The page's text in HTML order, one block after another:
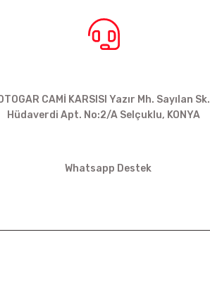
CAMİ KARSISI Yazır Mh. Sayılan Sk.
Hüdaverdi Apt. No:2/A Selçuklu, KONYA
Whatsapp Destek